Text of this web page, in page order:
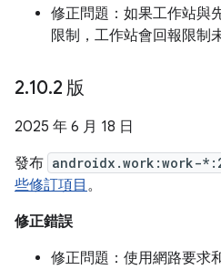
修正問題：如果工作站與
限制，工作站會回報限制
2.10.2 版
2025 年 6 月 18 日
發布 androidx.work:work-
些修訂項目 。
修正錯誤
修正問題：使用網路要求